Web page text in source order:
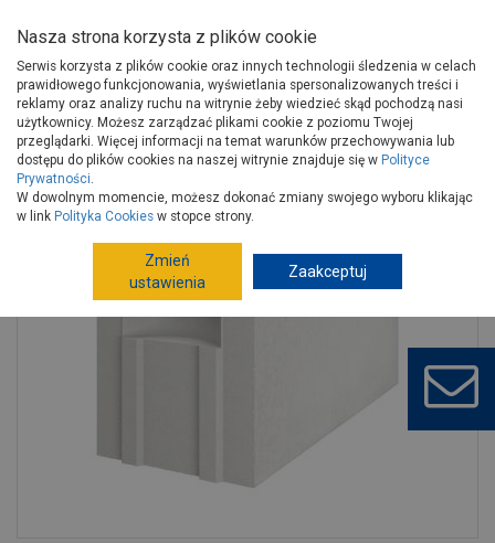
Strona główna Budowa i remont
Ściany, stropy, kominy
Materiały ścienne
Beton komórkowy
Bloczek Gold 3,0-600 PWU 300x240x590 mm H+H
Nasza strona korzysta z plików cookie
Serwis korzysta z plików cookie oraz innych technologii śledzenia w celach
prawidłowego funkcjonowania, wyświetlania spersonalizowanych treści i
reklamy oraz analizy ruchu na witrynie żeby wiedzieć skąd pochodzą nasi
użytkownicy. Możesz zarządzać plikami cookie z poziomu Twojej
przeglądarki. Więcej informacji na temat warunków przechowywania lub
dostępu do plików cookies na naszej witrynie znajduje się w Polityce
Prywatności.
W dowolnym momencie, możesz dokonać zmiany swojego wyboru klikając
w link Polityka Cookies w stopce strony.
Zmień
ustawienia
Zaakceptuj